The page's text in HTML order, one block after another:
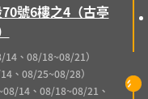
號6樓之4（古亭
14、08/18~08/21）
、08/25~08/28）
14、08/18~08/21、